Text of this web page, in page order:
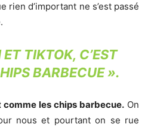
d’important ne s’est passé
TIKTOK, C’EST
BARBECUE ».
comme les chips barbecue. On
nous et pourtant on se rue